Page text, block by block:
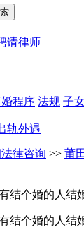
请律师
程序 法规 子
轨外遇
律咨询 >> 莆
结个婚的人结
结个婚的人结